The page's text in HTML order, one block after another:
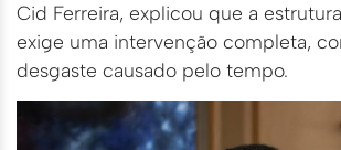
Cid Ferreira, explicou que a
exige uma intervenção completa,
desgaste causado pelo tempo.